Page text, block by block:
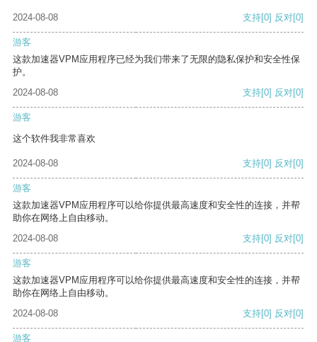
2024-08-08 支持[0] 反对[0]
游客
这款加速器VPM应用程序已经为我们带来了无限的隐私保护和安全性保
护。
2024-08-08
支持[0] 反对[0]
游客
这个软件我非常喜欢
2024-08-08 支持[0] 反对[0]
游客
这款加速器VPM应用程序可以给你提供最高速度和安全性的连接，并帮
助你在网络上自由移动。
2024-08-08
支持[0] 反对[0]
游客
这款加速器VPM应用程序可以给你提供最高速度和安全性的连接，并帮
助你在网络上自由移动。
2024-08-08
支持[0] 反对[0]
游客